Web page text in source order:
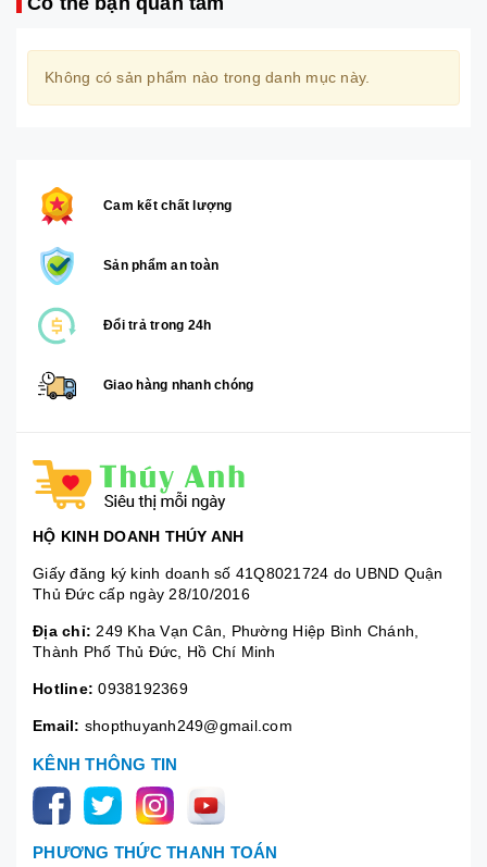
Không có sản phẩm nào trong danh mục này.
Cam kết chất lượng
Sản phẩm an toàn
Đổi trả trong 24h
Giao hàng nhanh chóng
HỘ KINH DOANH THÚY ANH
Giấy đăng ký kinh doanh số 41Q8021724 do UBND Quận
Thủ Đức cấp ngày 28/10/2016
Địa chỉ: 249 Kha Vạn Cân, Phường Hiệp Bình Chánh,
Thành Phố Thủ Đức, Hồ Chí Minh
Hotline: 0938192369
Email: shopthuyanh249@gmail.com
KÊNH THÔNG TIN
PHƯƠNG THỨC THANH TOÁN